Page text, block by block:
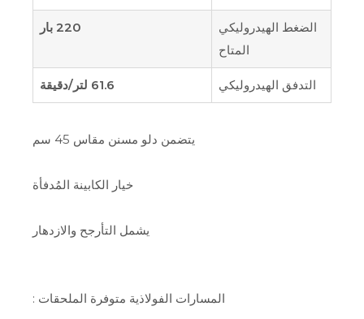
الضغط الهيدروليكي
المتاح
220 بار
التدفق الهيدروليكي 61.6 لتر/دقيقة
يتضمن دلو مسنن مقاس 45 سم
خيار الكابينة المُدفأة
يشمل التأرجح والازدهار
المسارات الفولاذية متوفرة الملحقات :